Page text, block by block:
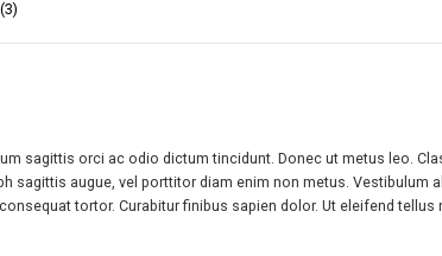
sagittis orci ac odio dictum tincidunt. Donec ut metus leo.
sagittis augue, vel porttitor diam enim non metus. Vestibulum
tortor. Curabitur finibus sapien dolor. Ut eleifend